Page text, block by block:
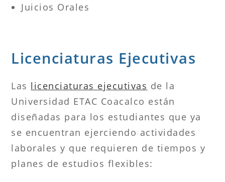
Juicios Orales
Licenciaturas Ejecutivas
Las licenciaturas ejecutivas de la
Universidad ETAC Coacalco están
diseñadas para los estudiantes que ya
se encuentran ejerciendo actividades
laborales y que requieren de tiempos y
planes de estudios flexibles: